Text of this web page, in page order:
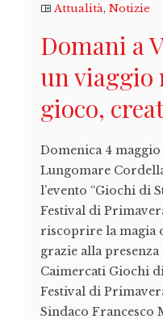
Attualità, Notizie
Domani a
un viaggio
gioco,
Domenica 4
Lungomare
l’evento “Giochi di
Festival di
riscoprire la magia
grazie alla
Caimercati Giochi
Festival di
Sindaco Francesco